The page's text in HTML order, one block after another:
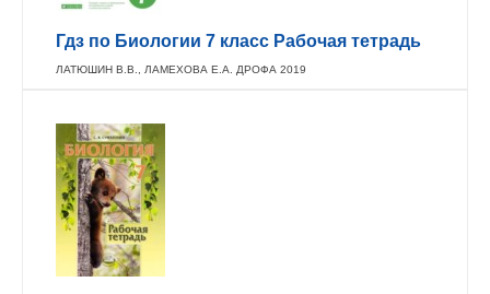
Гдз по Биологии 7 класс Рабочая тетрадь
ЛАТЮШИН В.В., ЛАМЕХОВА Е.А. ДРОФА 2019